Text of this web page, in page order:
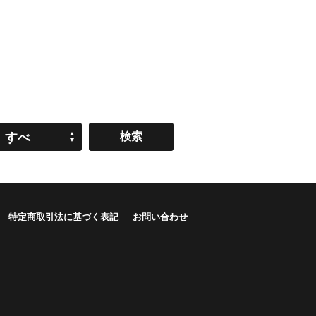
すべ
特定商取引法に基づく表記 お問い合わせ